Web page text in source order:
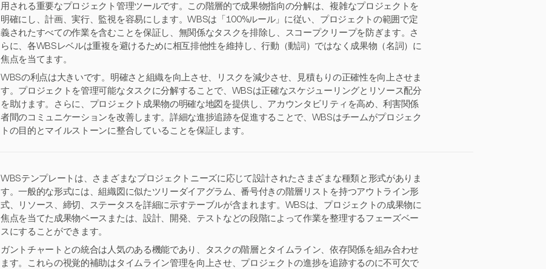
用される重要なプロジェクト管理ツールです。この階層的で成果物指向の分解は、複雑なプロジェクトを
明確にし、計画、実行、監視を容易にします。WBSは「100%ルール」に従い、プロジェクトの範囲で定
義されたすべての作業を含むことを保証し、無関係なタスクを排除し、スコープクリープを防ぎます。さ
らに、各WBSレベルは重複を避けるために相互排他性を維持し、行動（動詞）ではなく成果物（名詞）に
焦点を当てます。
WBSの利点は大きいです。明確さと組織を向上させ、リスクを減少させ、見積もりの正確性を向上させま
す。プロジェクトを管理可能なタスクに分解することで、WBSは正確なスケジューリングとリソース配分
を助けます。さらに、プロジェクト成果物の明確な地図を提供し、アカウンタビリティを高め、利害関係
者間のコミュニケーションを改善します。詳細な進捗追跡を促進することで、WBSはチームがプロジェク
トの目的とマイルストーンに整合していることを保証します。
WBSテンプレートは、さまざまなプロジェクトニーズに応じて設計されたさまざまな種類と形式がありま
す。一般的な形式には、組織図に似たツリーダイアグラム、番号付きの階層リストを持つアウトライン形
式、リソース、締切、ステータスを詳細に示すテーブルが含まれます。WBSは、プロジェクトの成果物に
焦点を当てた成果物ベースまたは、設計、開発、テストなどの段階によって作業を整理するフェーズベー
スにすることができます。
ガントチャートとの統合は人気のある機能であり、タスクの階層とタイムライン、依存関係を組み合わせ
ます。これらの視覚的補助はタイムライン管理を向上させ、プロジェクトの進捗を追跡するのに不可欠で